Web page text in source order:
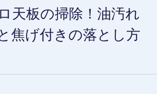
天板の掃除！油汚れ
焦げ付きの落とし方